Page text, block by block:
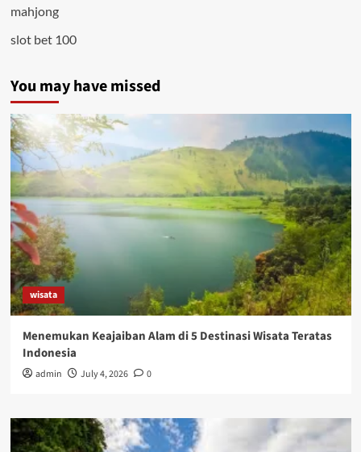
mahjong
slot bet 100
You may have missed
wisata
Menemukan Keajaiban Alam di 5 Destinasi Wisata Teratas
Indonesia
admin July 4, 2026 0